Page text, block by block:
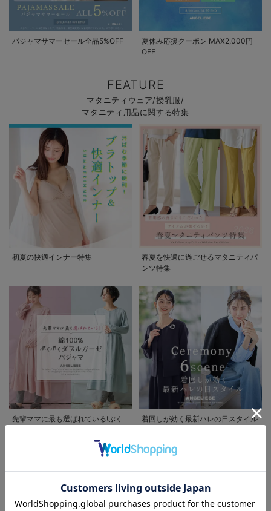
パジャマサマーセール全品5%OFF
夏休み応援クーポン MAX2,000円
OFF
FEATURE
マタニティウェア/授乳服/
マタニティ用品に関する特集
初夏の快適インナー特集
春夏を快適に過ごせるマタニティパ
ンツ特集
先輩ママに最も選ばれている!ぷく
着回しが効く最新ハレの日スタイル
お気に入り商品を確認する